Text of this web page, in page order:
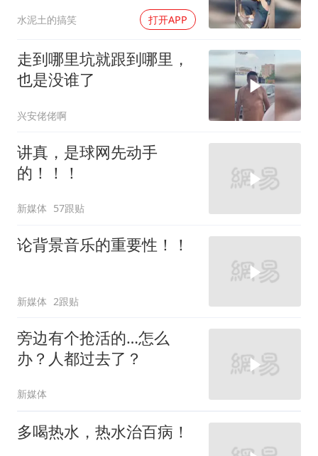
水泥土的搞笑 打开APP
走到哪里坑就跟到哪里，
也是没谁了
兴安佬佬啊
讲真，是球网先动手
的！！！
新媒体 57跟贴
论背景音乐的重要性！！
新媒体 2跟贴
旁边有个抢活的…怎么
办？人都过去了？
新媒体
多喝热水，热水治百病！